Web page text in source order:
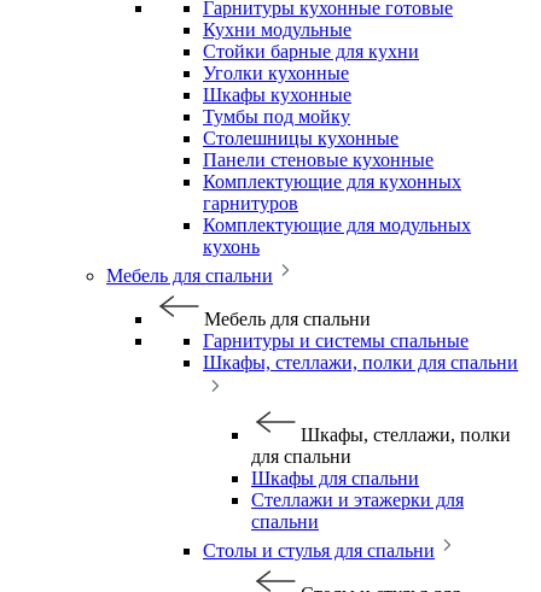
Гарнитуры кухонные готовые
Кухни модульные
Стойки барные для кухни
Уголки кухонные
Шкафы кухонные
Тумбы под мойку
Столешницы кухонные
Панели стеновые кухонные
Комплектующие для кухонных
гарнитуров
Комплектующие для модульных
кухонь
Мебель для спальни
Мебель для спальни
Гарнитуры и системы спальные
Шкафы, стеллажи, полки для спальни
Шкафы, стеллажи, полки
для спальни
Шкафы для спальни
Стеллажи и этажерки для
спальни
Столы и стулья для спальни